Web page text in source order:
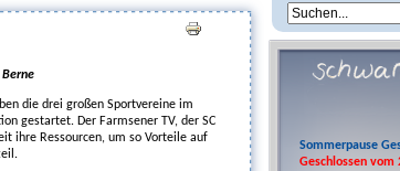
Berne
die drei großen Sportvereine im
gestartet. Der Farmsener TV, der SC
ihre Ressourcen, um so Vorteile auf
Sommerpause
Geschlossen vom